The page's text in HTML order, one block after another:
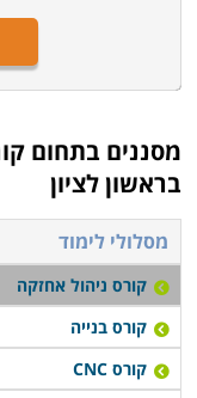
מסננים בתחום
בראשון לציון
מסלולי לימוד
קורס ניהול אחזקה
קורס בנייה
קורס CNC